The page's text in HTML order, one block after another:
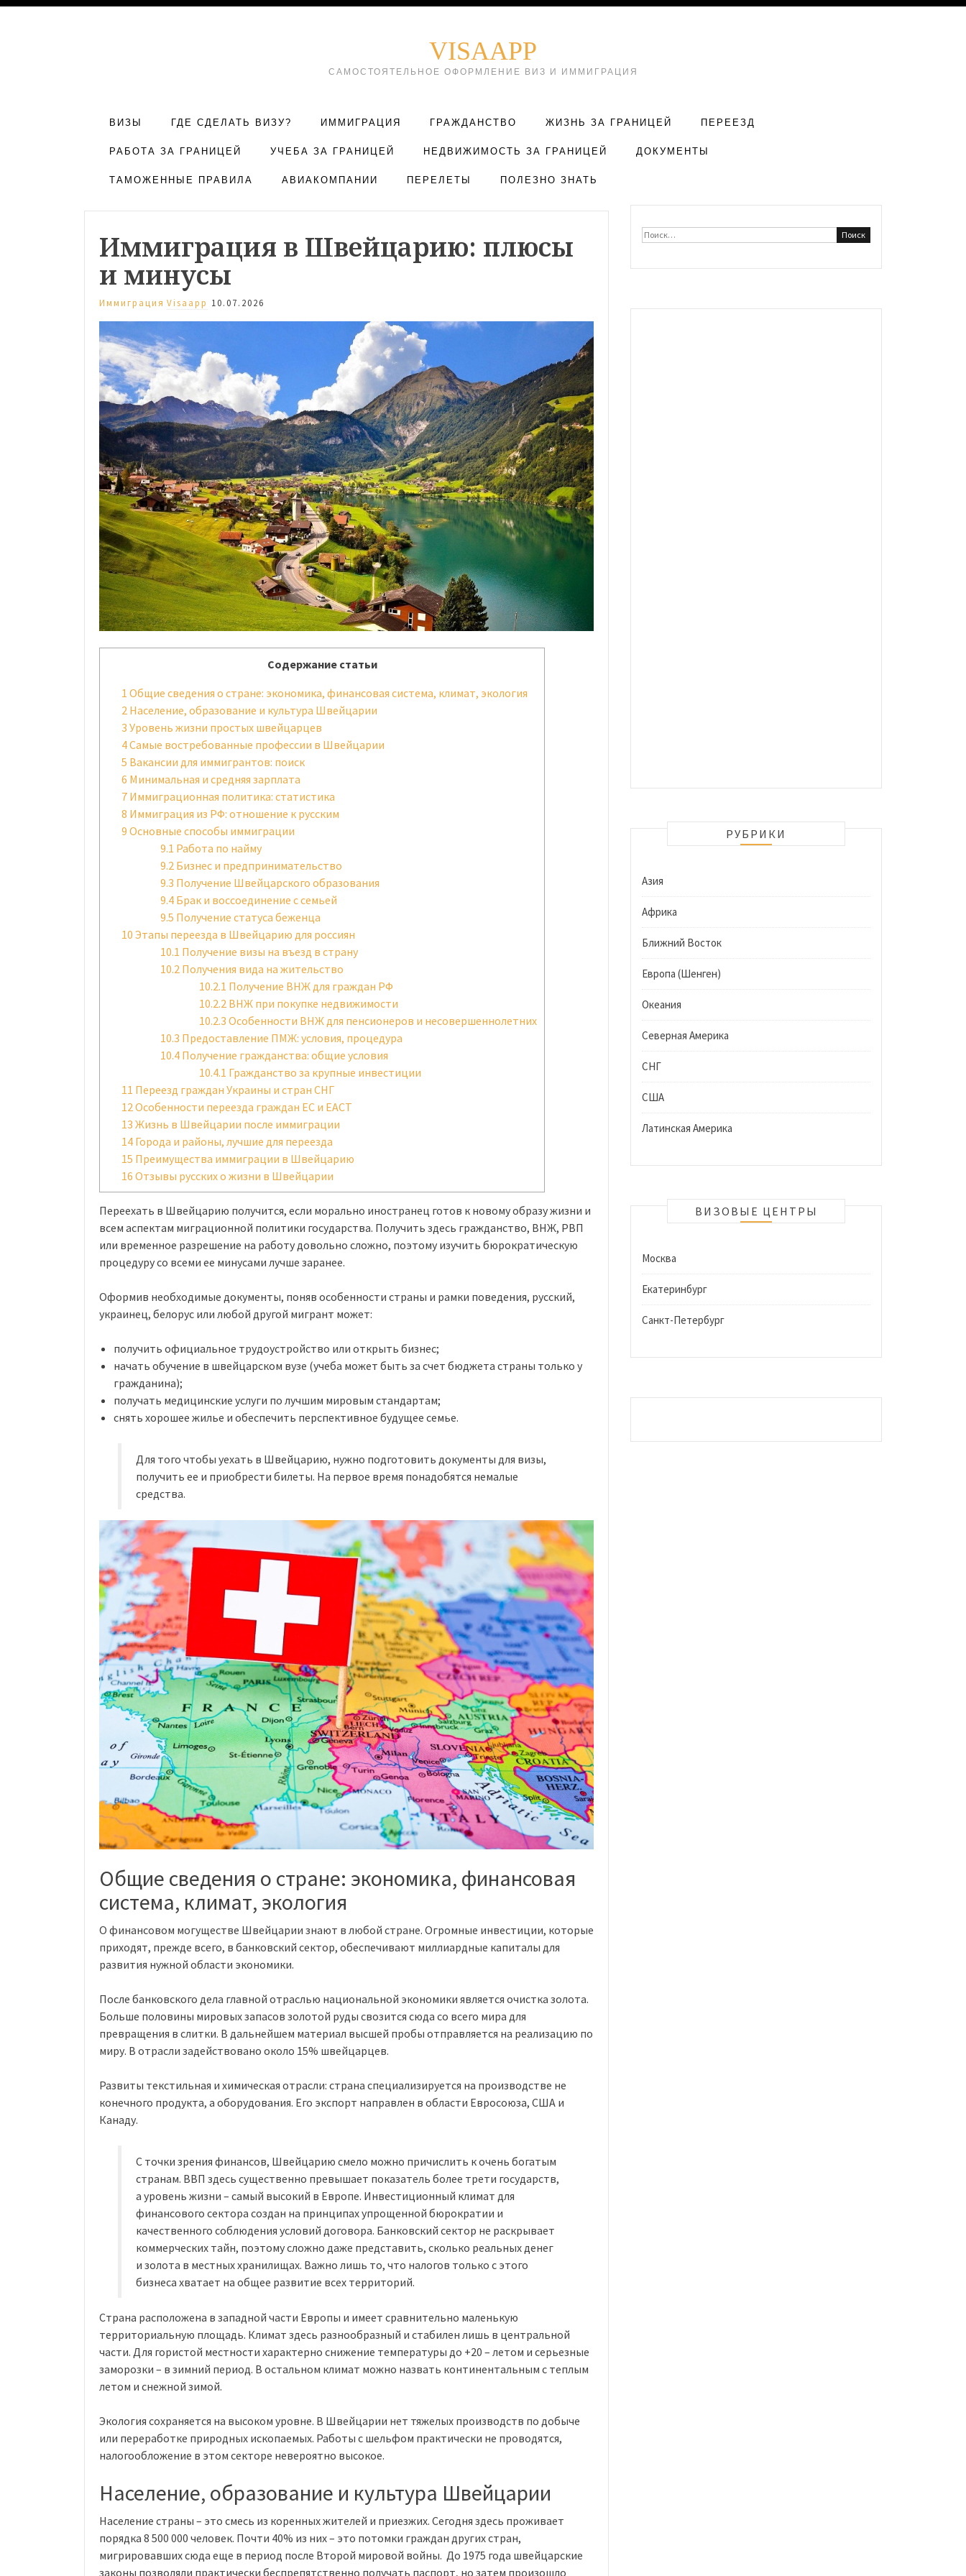
VISAAPP
САМОСТОЯТЕЛЬНОЕ ОФОРМЛЕНИЕ ВИЗ И ИММИГРАЦИЯ
ВИЗЫ ГДЕ СДЕЛАТЬ ВИЗУ? ИММИГРАЦИЯ ГРАЖДАНСТВО ЖИЗНЬ ЗА ГРАНИЦЕЙ ПЕРЕЕЗД
РАБОТА ЗА ГРАНИЦЕЙ УЧЕБА ЗА ГРАНИЦЕЙ НЕДВИЖИМОСТЬ ЗА ГРАНИЦЕЙ ДОКУМЕНТЫ
ТАМОЖЕННЫЕ ПРАВИЛА АВИАКОМПАНИИ ПЕРЕЛЕТЫ ПОЛЕЗНО ЗНАТЬ
Иммиграция в Швейцарию: плюсы
и минусы
Иммиграция Visaapp 10.07.2026
Содержание статьи
1 Общие сведения о стране: экономика, финансовая система, климат, экология
2 Население, образование и культура Швейцарии
3 Уровень жизни простых швейцарцев
4Самые востребованные профессии в Швейцарии
5 Вакансии для иммигрантов: поиск
6 Минимальная и средняя зарплата
7 Иммиграционная политика: статистика
8 Иммиграция из РФ: отношение к русским
9 Основные способы иммиграции
9.1 Работа по найму
9.2 Бизнес и предпринимательство
9.3 Получение Швейцарского образования
9.4 Брак и воссоединение с семьей
9.5 Получение статуса беженца
10 Этапы переезда в Швейцарию для россиян
10.1 Получение визы на въезд в страну
10.2 Получения вида на жительство
10.2.1 Получение ВНЖ для граждан РФ
10.2.2 ВНЖ при покупке недвижимости
10.2.3 Особенности ВНЖ для пенсионеров и несовершеннолетних
10.3 Предоставление ПМЖ: условия, процедура
10.4 Получение гражданства: общие условия
10.4.1 Гражданство за крупные инвестиции
11 Переезд граждан Украины и стран СНГ
12 Особенности переезда граждан ЕС и ЕАСТ
13 Жизнь в Швейцарии после иммиграции
14 Города и районы, лучшие для переезда
15 Преимущества иммиграции в Швейцарию
16 Отзывы русских о жизни в Швейцарии
Переехать в Швейцарию получится, если морально иностранец готов к новому образу жизни и
всем аспектам миграционной политики государства. Получить здесь гражданство, ВНЖ, РВП
или временное разрешение на работу довольно сложно, поэтому изучить бюрократическую
процедуру со всеми ее минусами лучше заранее.
Оформив необходимые документы, поняв особенности страны и рамки поведения, русский,
украинец, белорус или любой другой мигрант может:
получить официальное трудоустройство или открыть бизнес;
начать обучение в швейцарском вузе (учеба может быть за счет бюджета страны только у
гражданина);
получать медицинские услуги по лучшим мировым стандартам;
снять хорошее жилье и обеспечить перспективное будущее семье.
Для того чтобы уехать в Швейцарию, нужно подготовить документы для визы,
получить ее и приобрести билеты. На первое время понадобятся немалые
средства.
Общие сведения о стране: экономика, финансовая
система, климат, экология
О финансовом могуществе Швейцарии знают в любой стране. Огромные инвестиции, которые
приходят, прежде всего, в банковский сектор, обеспечивают миллиардные капиталы для
развития нужной области экономики.
После банковского дела главной отраслью национальной экономики является очистка золота.
Больше половины мировых запасов золотой руды свозится сюда со всего мира для
превращения в слитки. В дальнейшем материал высшей пробы отправляется на реализацию по
миру. В отрасли задействовано около 15% швейцарцев.
Развиты текстильная и химическая отрасли: страна специализируется на производстве не
конечного продукта, а оборудования. Его экспорт направлен в области Евросоюза, США и
Канаду.
С точки зрения финансов, Швейцарию смело можно причислить к очень богатым
странам. ВВП здесь существенно превышает показатель более трети государств,
а уровень жизни – самый высокий в Европе. Инвестиционный климат для
финансового сектора создан на принципах упрощенной бюрократии и
качественного соблюдения условий договора. Банковский сектор не раскрывает
коммерческих тайн, поэтому сложно даже представить, сколько реальных денег
и золота в местных хранилищах. Важно лишь то, что налогов только с этого
бизнеса хватает на общее развитие всех территорий.
Страна расположена в западной части Европы и имеет сравнительно маленькую
территориальную площадь. Климат здесь разнообразный и стабилен лишь в центральной
части. Для гористой местности характерно снижение температуры до +20 – летом и серьезные
заморозки – в зимний период. В остальном климат можно назвать континентальным с теплым
летом и снежной зимой.
Экология сохраняется на высоком уровне. В Швейцарии нет тяжелых производств по добыче
или переработке природных ископаемых. Работы с шельфом практически не проводятся,
налогообложение в этом секторе невероятно высокое.
Население, образование и культура Швейцарии
Население страны – это смесь из коренных жителей и приезжих. Сегодня здесь проживает
порядка 8 500 000 человек. Почти 40% из них – это потомки граждан других стран,
мигрировавших сюда еще в период после Второй мировой войны. До 1975 года швейцарские
законы позволяли практически беспрепятственно получать паспорт, но затем произошло
Найти:
РУБРИКИ
Азия
Африка
Ближний Восток
Европа (Шенген)
Океания
Северная Америка
СНГ
США
Латинская Америка
ВИЗОВЫЕ ЦЕНТРЫ
Москва
Екатеринбург
Санкт-Петербург